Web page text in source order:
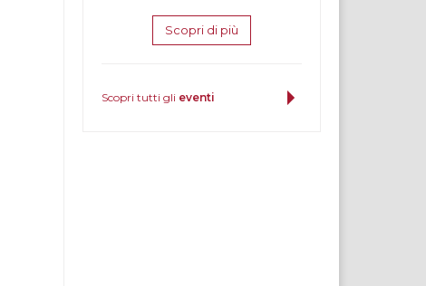
Scopri di più
Scopri tutti gli eventi